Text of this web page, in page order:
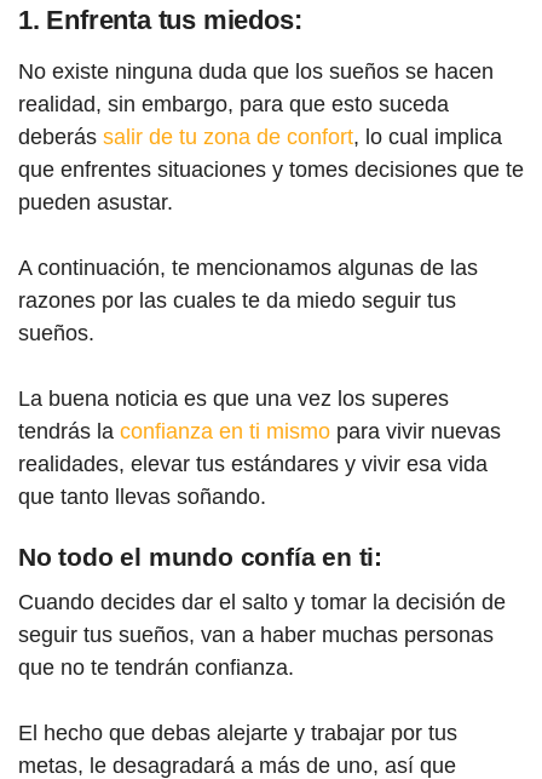
1. Enfrenta tus miedos:
No existe ninguna duda que los sueños se hacen
realidad, sin embargo, para que esto suceda
deberás salir de tu zona de confort, lo cual implica
que enfrentes situaciones y tomes decisiones que te
pueden asustar.
A continuación, te mencionamos algunas de las
razones por las cuales te da miedo seguir tus
sueños.
La buena noticia es que una vez los superes
tendrás la confianza en ti mismo para vivir nuevas
realidades, elevar tus estándares y vivir esa vida
que tanto llevas soñando.
No todo el mundo confía en ti:
Cuando decides dar el salto y tomar la decisión de
seguir tus sueños, van a haber muchas personas
que no te tendrán confianza.
El hecho que debas alejarte y trabajar por tus
metas, le desagradará a más de uno, así que